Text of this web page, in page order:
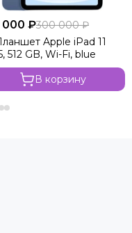
000 ₽300 000 ₽
Apple iPad 11
512 GB, Wi-Fi, blue
В корзину